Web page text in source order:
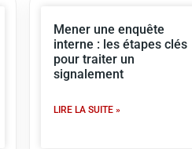
Mener une enquête
interne : les étapes clés
pour traiter un
signalement
LIRE LA SUITE »